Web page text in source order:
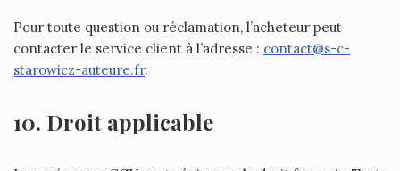
Pour toute question ou réclamation, l’acheteur peut
contacter le service client à l’adresse : contact@s-c-
starowicz-auteure.fr.
10. Droit applicable